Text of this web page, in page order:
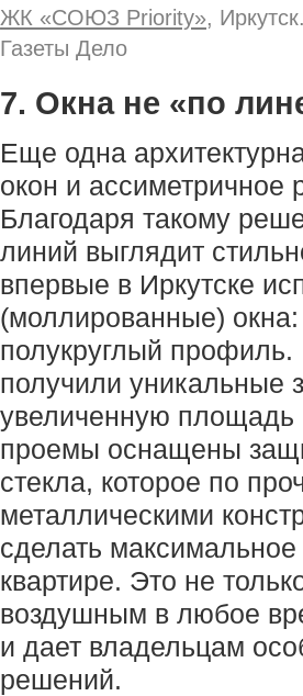
ЖК «СОЮЗ Priority»,
Газеты Дело
7. Окна не «по
Еще одна
окон и ассиметричное
Благодаря такому
линий выглядит
впервые в Иркутске
(моллированные)
полукруглый профиль.
получили уникальные
увеличенную
проемы оснащены
стекла, которое по
металлическими
сделать
квартире. Это не
воздушным в любое
и дает владельцам
решений.